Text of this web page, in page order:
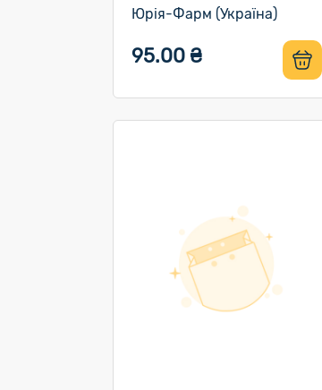
Юрія-Фарм (Україна)
95.00 ₴